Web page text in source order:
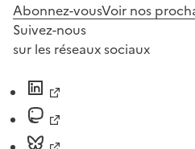
Abonnez-vousVoir nos
Suivez-nous
sur les réseaux sociaux